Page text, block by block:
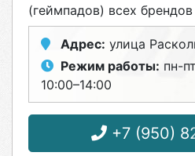
(геймпадов) всех брендов
Адрес: улица
Режим работы: пн-
10:00–14:00
+7 (950)